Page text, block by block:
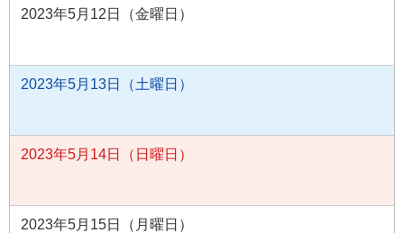
2023年5月12日（金曜日）
2023年5月13日（土曜日）
2023年5月14日（日曜日）
2023年5月15日（月曜日）